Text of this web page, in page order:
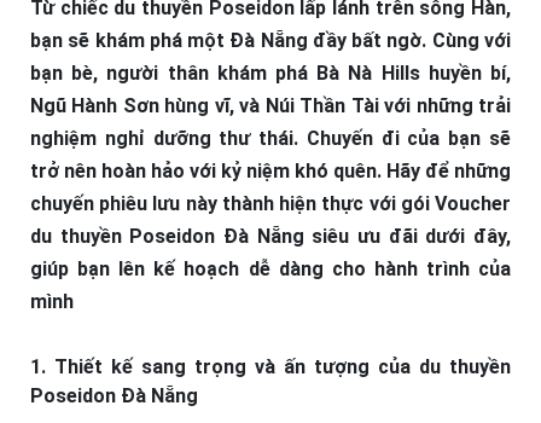
Từ chiếc du thuyền Poseidon lấp lánh trên sông Hàn,
bạn sẽ khám phá một Đà Nẵng đầy bất ngờ. Cùng với
bạn bè, người thân khám phá Bà Nà Hills huyền bí,
Ngũ Hành Sơn hùng vĩ, và Núi Thần Tài với những trải
nghiệm nghỉ dưỡng thư thái. Chuyến đi của bạn sẽ
trở nên hoàn hảo với kỷ niệm khó quên. Hãy để những
chuyến phiêu lưu này thành hiện thực với gói Voucher
du thuyền Poseidon Đà Nẵng siêu ưu đãi dưới đây,
giúp bạn lên kế hoạch dễ dàng cho hành trình của
mình
1. Thiết kế sang trọng và ấn tượng của du thuyền
Poseidon Đà Nẵng